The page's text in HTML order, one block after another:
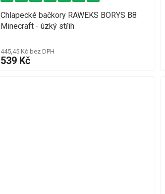
Chlapecké bačkory RAWEKS BORYS B8
Minecraft - úzký střih
445,45 Kč bez DPH
539 Kč